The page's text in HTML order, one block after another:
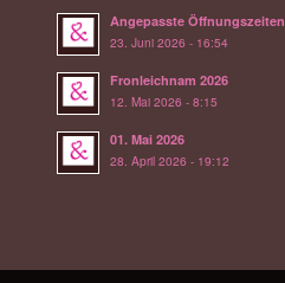
Angepasste Öffnungszeiten
23. Juni 2026 - 16:54
Fronleichnam 2026
12. Mai 2026 - 8:15
01. Mai 2026
28. April 2026 - 19:12